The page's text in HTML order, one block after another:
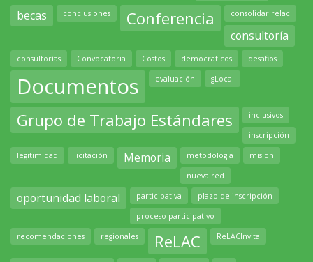
becas
conclusiones Conferencia consolidar relac
consultoría
consultorías Convocatoria Costos democraticos desafios
Documentos evaluación gLocal
Grupo de Trabajo Estándares inclusivos
inscripción
legitimidad licitación Memoria metodologia mision
nueva red
oportunidad laboral participativa plazo de inscripción
proceso participativo
recomendaciones regionales ReLAC ReLACInvita